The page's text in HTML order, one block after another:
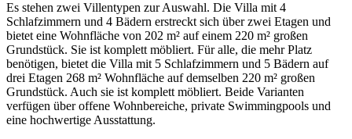
Es stehen zwei Villentypen zur Auswahl. Die Villa mit 4
Schlafzimmern und 4 Bädern erstreckt sich über zwei Etagen und
bietet eine Wohnfläche von 202 m² auf einem 220 m² großen
Grundstück. Sie ist komplett möbliert. Für alle, die mehr Platz
benötigen, bietet die Villa mit 5 Schlafzimmern und 5 Bädern auf
drei Etagen 268 m² Wohnfläche auf demselben 220 m² großen
Grundstück. Auch sie ist komplett möbliert. Beide Varianten
verfügen über offene Wohnbereiche, private Swimmingpools und
eine hochwertige Ausstattung.